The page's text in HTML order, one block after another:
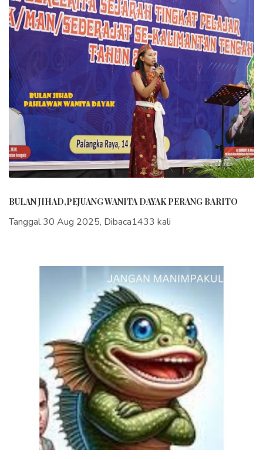
BULAN JIHAD,PEJUANG WANITA DAYAK PERANG BARITO
Tanggal 30 Aug 2025, Dibaca1433 kali